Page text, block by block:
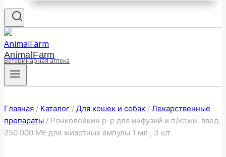
AnimalFarm
Ветеринарная аптека
Главная / Каталог / Для кошек и собак / Лекарственные
препараты / Ронколейкин р-р для инфузий и п/кожн. введ.
250 000 МЕ для животных ампулы 1 мл , 3 шт